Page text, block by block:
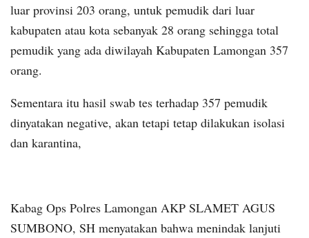
luar provinsi 203 orang, untuk pemudik dari luar
kabupaten atau kota sebanyak 28 orang sehingga total
pemudik yang ada diwilayah Kabupaten Lamongan 357
orang.
Sementara itu hasil swab tes terhadap 357 pemudik
dinyatakan negative, akan tetapi tetap dilakukan isolasi
dan karantina,
Kabag Ops Polres Lamongan AKP SLAMET AGUS
SUMBONO, SH menyatakan bahwa menindak lanjuti